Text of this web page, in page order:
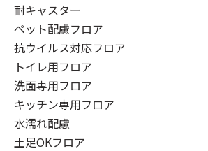
耐キャスター
ペット配慮フロア
抗ウイルス対応フロア
トイレ用フロア
洗面専用フロア
キッチン専用フロア
水濡れ配慮
土足OKフロア